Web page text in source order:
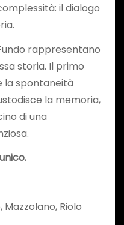
il dialogo
rappresentano
storia. Il primo
la spontaneità
la memoria,
di una
Riolo